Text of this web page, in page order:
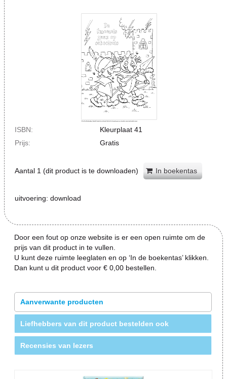
ISBN:
Kleurplaat 41
Prijs:
Gratis
Aantal 1 (dit product is te downloaden) In boekentas
uitvoering: download
Door een fout op onze website is er een open ruimte om de
prijs van dit product in te vullen.
U kunt deze ruimte leeglaten en op ‘In de boekentas’ klikken.
Dan kunt u dit product voor € 0,00 bestellen.
Aanverwante producten
Liefhebbers van dit product bestelden ook
Recensies van lezers